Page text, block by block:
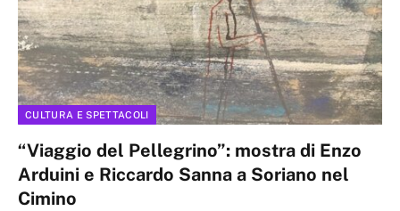
CULTURA E SPETTACOLI
“Viaggio del Pellegrino”: mostra di Enzo
Arduini e Riccardo Sanna a Soriano nel
Cimino